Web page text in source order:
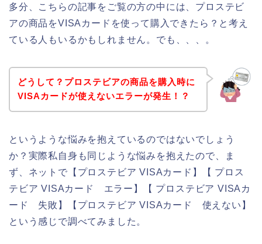
多分、こちらの記事をご覧の方の中には、プロステビ
アの商品をVISAカードを使って購入できたら？と考え
ている人もいるかもしれません。でも、、、。
どうして？プロステビアの商品を購入時に
VISAカードが使えないエラーが発生！？
というような悩みを抱えているのではないでしょう
か？実際私自身も同じような悩みを抱えたので、ま
ず、ネットで【プロステビア VISAカード】【 プロス
テビア VISAカード エラー】【 プロステビア VISAカ
ード 失敗】【プロステビア VISAカード 使えない】
という感じで調べてみました。